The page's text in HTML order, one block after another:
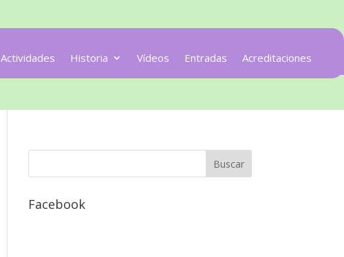
Actividades Historia Vídeos Entradas Acreditaciones
Facebook